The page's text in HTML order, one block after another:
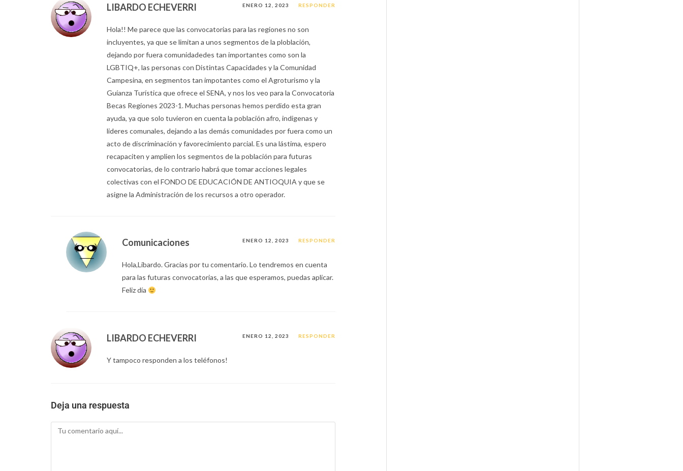
LIBARDO ECHEVERRI ENERO 12, 2023 RESPONDER
Hola!! Me parece que las convocatorias para las regiones no son
incluyentes, ya que se limitan a unos segmentos de la ploblación,
dejando por fuera comunidadedes tan importantes como son la
LGBTIQ+, las personas con Distintas Capacidades y la Comunidad
Campesina, en segmentos tan impotantes como el Agroturismo y la
Guíanza Turística que ofrece el SENA, y nos los veo para la Convocatoria
Becas Regiones 2023-1. Muchas personas hemos perdido esta gran
ayuda, ya que solo tuvieron en cuenta la población afro, indigenas y
lideres comunales, dejando a las demás comunidades por fuera como un
acto de discriminación y favorecimiento parcial. Es una lástima, espero
recapaciten y amplien los segmentos de la población para futuras
convocatorias, de lo contrario habrá que tomar acciones legales
colectivas con el FONDO DE EDUCACIÓN DE ANTIOQUIA y que se
asigne la Administración de los recursos a otro operador.
Comunicaciones ENERO 12, 2023 RESPONDER
Hola,Libardo. Gracias por tu comentario. Lo tendremos en cuenta
para las futuras convocatorias, a las que esperamos, puedas aplicar.
Feliz día
LIBARDO ECHEVERRI ENERO 12, 2023 RESPONDER
Y tampoco responden a los teléfonos!
Deja una respuesta